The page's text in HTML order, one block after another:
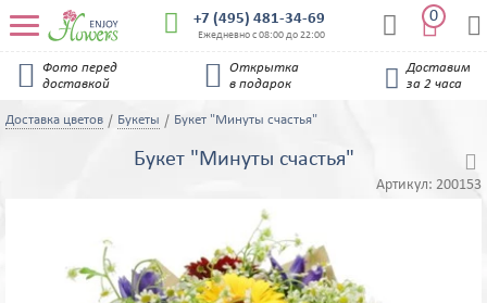
 +7 (495) 481-34-69
Ежедневно с 08:00 до 22:00  
0 

Фото перед
доставкой

Открытка
в подарок

Доставим
за 2 часа
Доставка цветов Букеты Букет "Минуты счастья"
Букет "Минуты счастья"
Артикул: 200153
